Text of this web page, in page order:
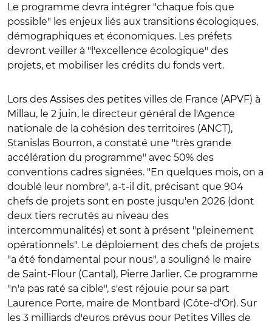
Le programme devra intégrer "chaque fois que
possible" les enjeux liés aux transitions écologiques,
démographiques et économiques. Les préfets
devront veiller à "l'excellence écologique" des
projets, et mobiliser les crédits du fonds vert.
Lors des Assises des petites villes de France (APVF) à
Millau, le 2 juin, le directeur général de l'Agence
nationale de la cohésion des territoires (ANCT),
Stanislas Bourron, a constaté une "très grande
accélération du programme" avec 50% des
conventions cadres signées. "En quelques mois, on a
doublé leur nombre", a-t-il dit, précisant que 904
chefs de projets sont en poste jusqu'en 2026 (dont
deux tiers recrutés au niveau des
intercommunalités) et sont à présent "pleinement
opérationnels". Le déploiement des chefs de projets
"a été fondamental pour nous", a souligné le maire
de Saint-Flour (Cantal), Pierre Jarlier. Ce programme
"n'a pas raté sa cible", s'est réjouie pour sa part
Laurence Porte, maire de Montbard (Côte-d'Or). Sur
les 3 milliards d'euros prévus pour Petites Villes de